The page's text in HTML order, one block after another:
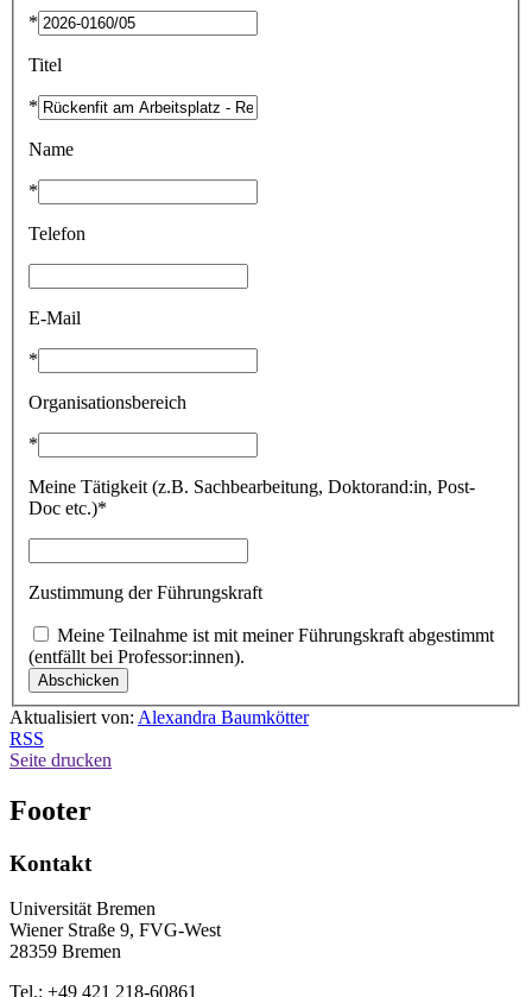
*
Titel
*
Name
*
Telefon
E-Mail
*
Organisationsbereich
*
Meine Tätigkeit (z.B. Sachbearbeitung, Doktorand:in, Post-
Doc etc.)*
Zustimmung der Führungskraft
(entfällt bei Professor:innen).
Aktualisiert von: Alexandra Baumkötter
RSS
Seite drucken
Footer
Kontakt
Universität Bremen
Wiener Straße 9, FVG-West
28359 Bremen
Tel.: +49 421 218-60861